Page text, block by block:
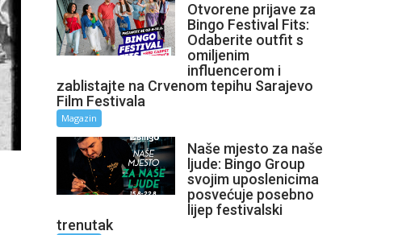
Otvorene prijave za
Bingo Festival Fits:
Odaberite outfit s
omiljenim
influencerom i
zablistajte na Crvenom tepihu Sarajevo
Film Festivala
Magazin
Naše mjesto za naše
ljude: Bingo Group
svojim uposlenicima
posvećuje posebno
lijep festivalski
trenutak